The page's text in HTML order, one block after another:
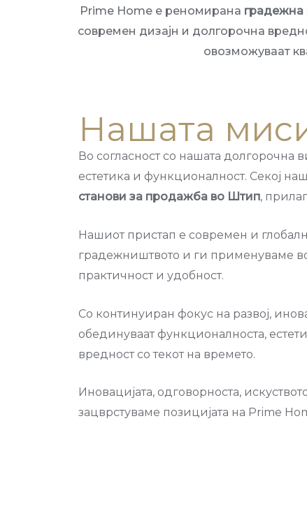
Prime Home е реномирана градежна
современ дизајн и долгорочна
овозможуваат
Нашата
Во согласност со нашата долгорочна
естетика и функционалност. Секој
станови за продажба во Штип,
Нашиот пристап е современ и
градежништвото и ги применуваме
практичност и удобност.
Со континуиран фокус на развој,
обединуваат функционалноста,
вредност со текот на времето.
Иновацијата, одговорноста,
зацврстуваме позицијата на Prime